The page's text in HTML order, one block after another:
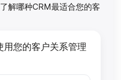
解哪种CRM最适合您的客
用您的客户关系管理